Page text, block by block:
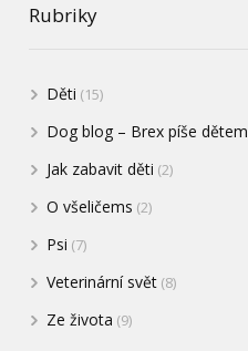
Rubriky
Děti (15)
Dog blog – Brex píše dětem
Jak zabavit děti (2)
O všeličems (2)
Psi (7)
Veterinární svět (8)
Ze života (9)